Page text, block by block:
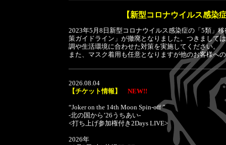
【新型コロナウイルス感染
2023年5月8日新型コロナウイルス感染症の「5類」
策ガイドライン」が撤廃となりました。つきまして
調や生活環境に合わせた対策を実施してください。
また、マスク着用も任意となりますが他のお客様へ
2026.08.04
【チケット情報】
NEW!!
“Joker on the 14th Moon Spin-off ”
-北の国から’26うちあい-
<打ち上げ参加権付き2Days LIVE>
2026年